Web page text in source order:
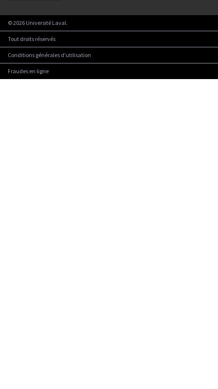
©2026 Université Laval.
Tout droits réservés
Conditions générales d'utilisation
Fraudes en ligne